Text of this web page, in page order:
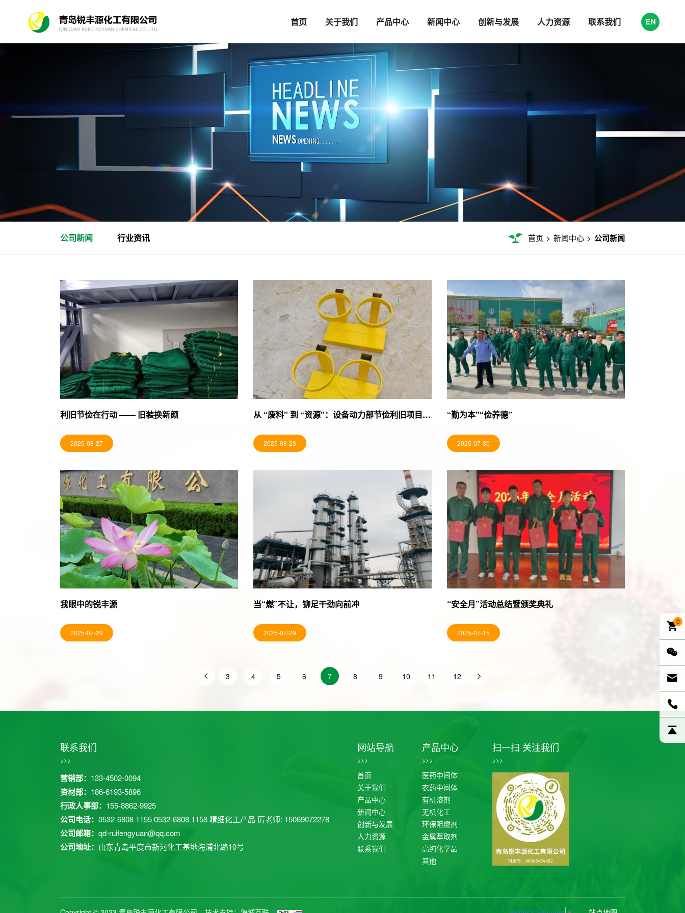
首页 关于我们 产品中心 新闻中心 创新与发展 人力资源 联系我们 EN
公司新闻 行业资讯 首页 > 新闻中心 > 公司新闻
利旧节俭在行动 —— 旧装换新颜
2025-08-27
从 “废料” 到 “资源”：设备动力部节俭利旧项目进行中
2025-08-23
“勤为本”“俭养德”
2025-07-30
我眼中的锐丰源
2025-07-29
当“燃”不让，铆足干劲向前冲
2025-07-29
“安全月”活动总结暨颁奖典礼
2025-07-15
3 4 5 6 7 8 9 10 11 12
联系我们
>>>
营销部： 133-4502-0094
资材部： 186-6193-5896
行政人事部： 155-8862-9925
公司电话： 0532-6808 1155 0532-6808 1158 精细化工产品 厉老师: 15069072278
公司邮箱： qd-ruifengyuan@qq.com
公司地址： 山东青岛平度市新河化工基地海浦北路10号
网站导航
>>>
首页
关于我们
产品中心
新闻中心
创新与发展
人力资源
联系我们
产品中心
>>>
医药中间体
农药中间体
有机溶剂
无机化工
环保阻燃剂
金属萃取剂
高纯化学品
其他
扫一扫 关注我们
>>>
0